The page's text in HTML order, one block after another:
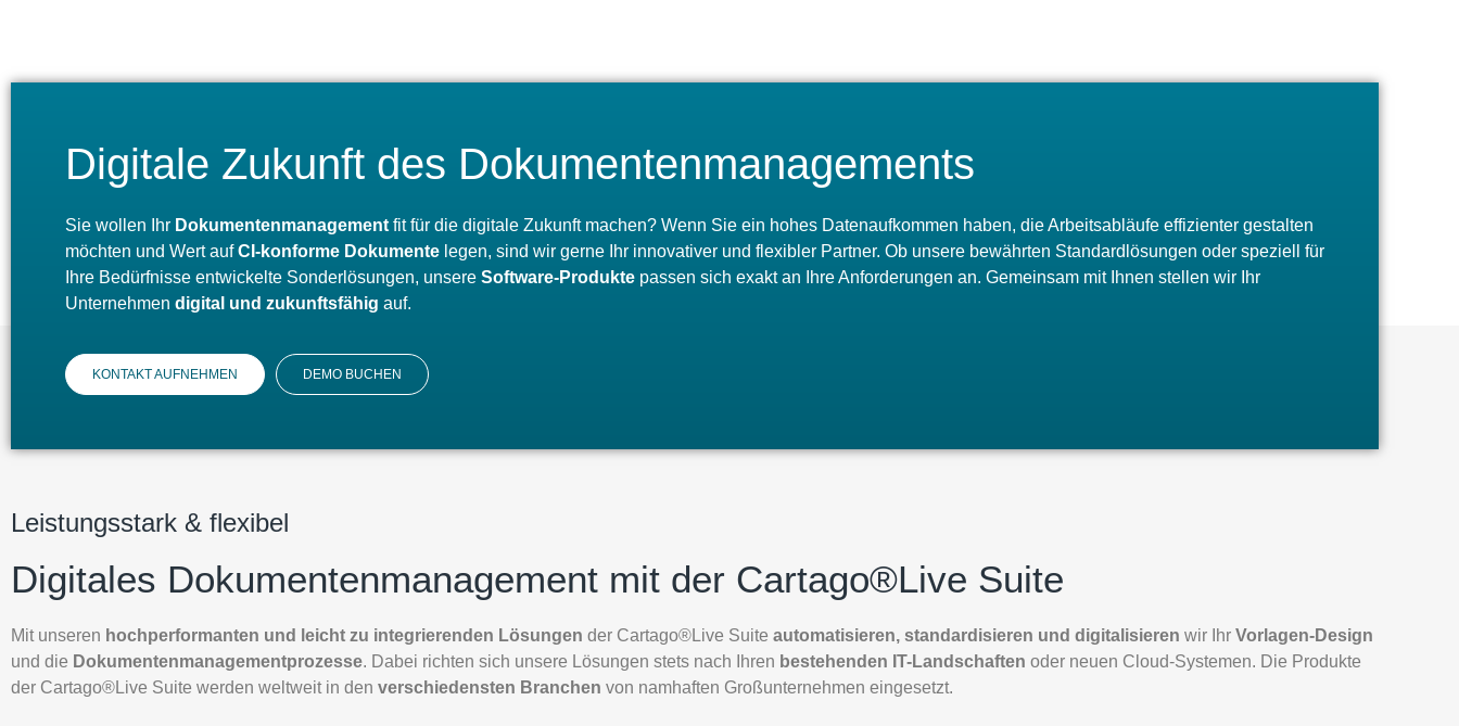
Digitale Zukunft des Dokumentenmanagements
Sie wollen Ihr Dokumentenmanagement fit für die digitale Zukunft machen? Wenn Sie ein hohes Datenaufkommen haben, die Arbeitsabläufe effizienter gestalten
möchten und Wert aufCI-konforme Dokumente legen, sind wir gerne Ihr innovativer und flexibler Partner. Ob unsere bewährten Standardlösungen oder speziell für
Ihre Bedürfnisse entwickelte Sonderlösungen, unsere Software-Produkte passen sich exakt an Ihre Anforderungen an. Gemeinsam mit Ihnen stellen wir Ihr
Unternehmen digital und zukunftsfähig auf.
KONTAKT AUFNEHMEN DEMO BUCHEN
Leistungsstark & flexibel
Digitales Dokumentenmanagement mit der Cartago®Live Suite
Mit unseren hochperformanten und leicht zu integrierenden Lösungen der Cartago®Live Suite automatisieren, standardisieren und digitalisieren wir Ihr Vorlagen-Design
und die Dokumentenmanagementprozesse. Dabei richten sich unsere Lösungen stets nach Ihren bestehenden IT-Landschaften oder neuen Cloud-Systemen. Die Produkte
der Cartago®Live Suite werden weltweit in den verschiedensten Branchen von namhaften Großunternehmen eingesetzt.